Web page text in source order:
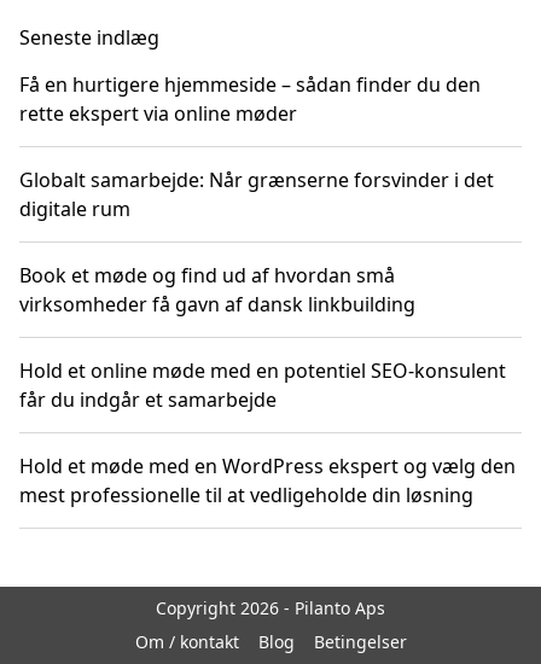
Seneste indlæg
Få en hurtigere hjemmeside – sådan finder du den
rette ekspert via online møder
Globalt samarbejde: Når grænserne forsvinder i det
digitale rum
Book et møde og find ud af hvordan små
virksomheder få gavn af dansk linkbuilding
Hold et online møde med en potentiel SEO-konsulent
får du indgår et samarbejde
Hold et møde med en WordPress ekspert og vælg den
mest professionelle til at vedligeholde din løsning
Copyright 2026 - Pilanto Aps
Om / kontakt
Blog Betingelser